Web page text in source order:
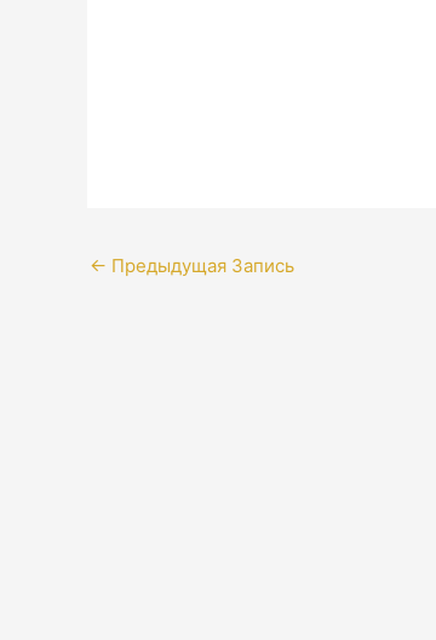
← Предыдущая Запись